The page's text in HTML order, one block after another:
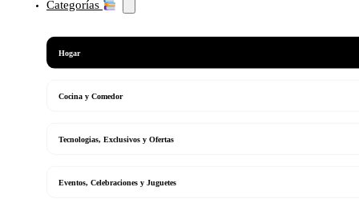
Categorías
Hogar
Cocina y Comedor
Tecnologias, Exclusivos y Ofertas
Eventos, Celebraciones y Juguetes